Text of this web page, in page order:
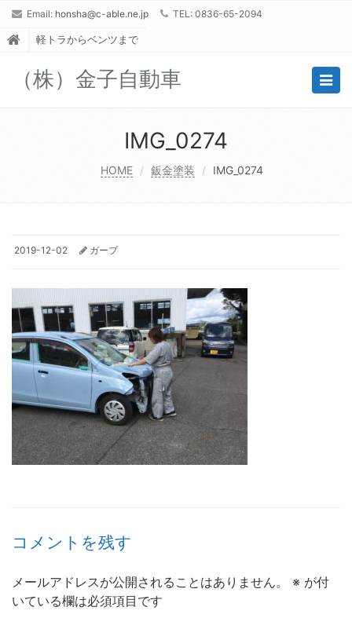
Email: honsha@c-able.ne.jp TEL: 0836-65-2094
軽トラからベンツまで
（株）金子自動車
IMG_0274
HOME 鈑金塗装 IMG_0274
2019-12-02 ガープ
コメントを残す
メールアドレスが公開されることはありません。 ※ が付
いている欄は必須項目です